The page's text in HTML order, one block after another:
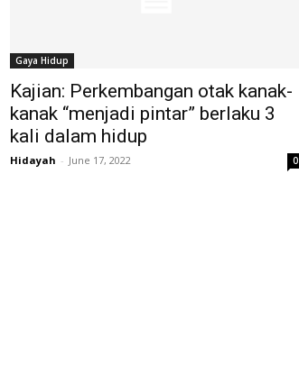
Gaya Hidup
Kajian: Perkembangan otak kanak-
kanak “menjadi pintar” berlaku 3
kali dalam hidup
Hidayah - June 17, 2022 0